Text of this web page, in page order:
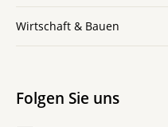
Wirtschaft & Bauen
Folgen Sie uns